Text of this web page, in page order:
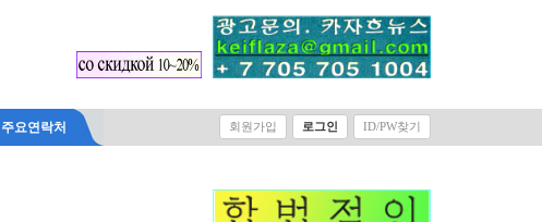
주요연락처 회원가입 로그인 ID/PW찾기